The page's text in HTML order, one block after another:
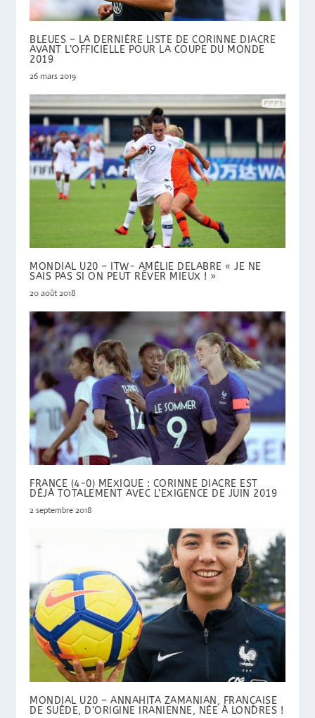
BLEUES – LA DERNIÈRE LISTE DE CORINNE DIACRE
AVANT L’OFFICIELLE POUR LA COUPE DU MONDE
2019
26 mars 2019
MONDIAL U20 – ITW- AMÉLIE DELABRE « JE NE
SAIS PAS SI ON PEUT RÊVER MIEUX ! »
20 août 2018
FRANCE (4-0) MEXIQUE : CORINNE DIACRE EST
DÉJÀ TOTALEMENT AVEC L’EXIGENCE DE JUIN 2019
2 septembre 2018
MONDIAL U20 – ANNAHITA ZAMANIAN, FRANÇAISE
DE SUÈDE, D’ORIGINE IRANIENNE, NÉE À LONDRES !